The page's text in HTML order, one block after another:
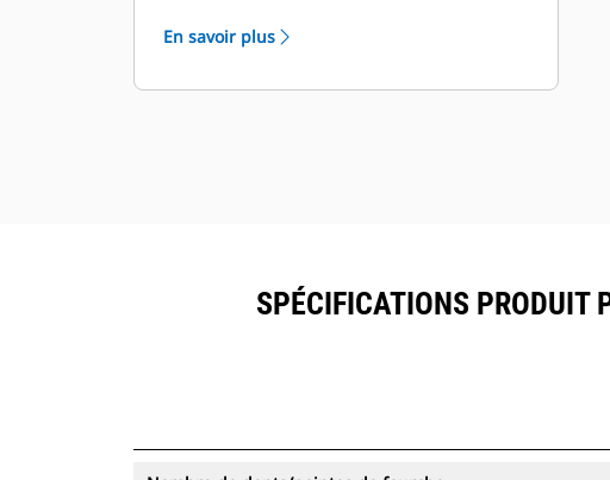
partir d'une seule source. Visualisez
les pinces équipées du système de
suivi des ressources dans
site facile à définir.
En savoir plus
SPÉCIFICATIONS